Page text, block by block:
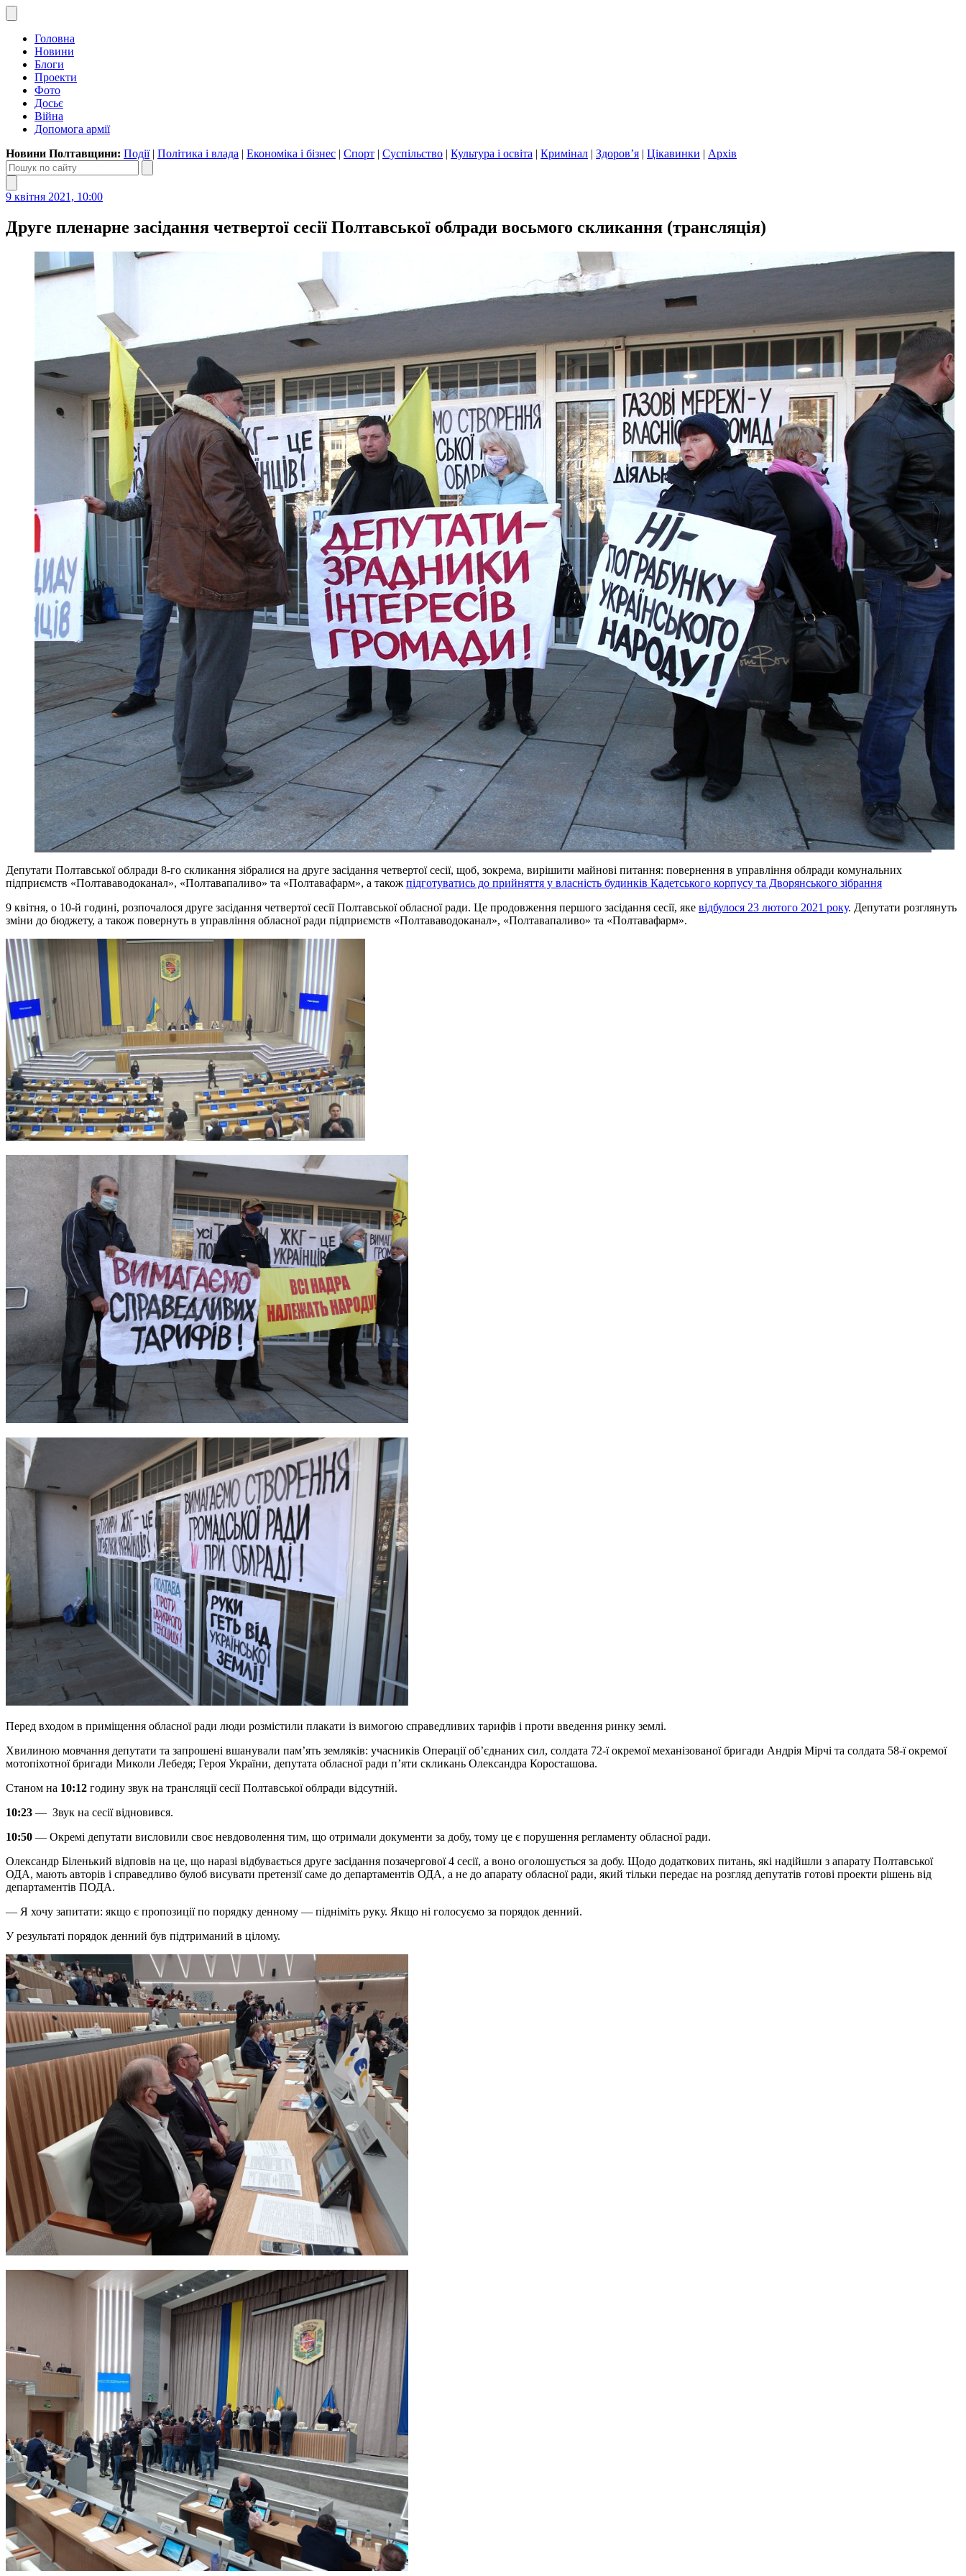
Головна
Новини
Блоги
Проекти
Фото
Досьє
Війна
Допомога армії
Новини Полтавщини: Події| Політика і влада | Економіка і бізнес | Спорт | Суспільство | Культура і освіта | Кримінал | Здоров’я | Цікавинки | Архів
9 квітня 2021, 10:00
Друге пленарне засідання четвертої сесії Полтавської облради восьмого скликання (трансляція)
Депутати Полтавської облради 8-го скликання зібралися на друге засідання четвертої сесії, щоб, зокрема, вирішити майнові питання: повернення в управління облради комунальних
підприємств «Полтававодоканал», «Полтавапаливо» та «Полтавафарм», а також підготуватись до прийняття у власність будинків Кадетського корпусу та Дворянського зібрання
9 квітня, о 10-й годині, розпочалося друге засідання четвертої сесії Полтавської обласної ради. Це продовження першого засідання сесії, яке відбулося 23 лютого 2021 року. Депутати розглянуть
зміни до бюджету, а також повернуть в управління обласної ради підприємств «Полтававодоканал», «Полтавапаливо» та «Полтавафарм».
Перед входом в приміщення обласної ради люди розмістили плакати із вимогою справедливих тарифів і проти введення ринку землі.
Хвилиною мовчання депутати та запрошені вшанували пам’ять земляків: учасників Операції об’єднаних сил, солдата 72-ї окремої механізованої бригади Андрія Мірчі та солдата 58-ї окремої
мотопіхотної бригади Миколи Лебедя; Героя України, депутата обласної ради п’яти скликань Олександра Коросташова.
Станом на 10:12 годину звук на трансляції сесії Полтавської облради відсутній.
10:23 — Звук на сесії відновився.
10:50 — Окремі депутати висловили своє невдоволення тим, що отримали документи за добу, тому це є порушення регламенту обласної ради.
Олександр Біленький відповів на це, що наразі відбувається друге засідання позачергової 4 сесії, а воно оголошується за добу. Щодо додаткових питань, які надійшли з апарату Полтавської
ОДА, мають авторів і справедливо булоб висувати претензії саме до департаментів ОДА, а не до апарату обласної ради, який тільки передає на розгляд депутатів готові проекти рішень від
департаментів ПОДА.
— Я хочу запитати: якщо є пропозиції по порядку денному — підніміть руку. Якщо ні голосуємо за порядок денний.
У результаті порядок денний був підтриманий в цілому.